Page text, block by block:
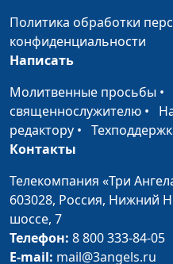
Божий?
Знание о Боге: зачем
Как решить
конфликт?
Как услышать Бога?
Политика обработки
конфиденциальности
Написать
Молитвенные просьбы •
священнослужителю •
редактору •
Контакты
Телекомпания «Три
603028, Россия, Нижний
шоссе, 7
Телефон: 8 800 333-84-05
E-mail: mail@3angels.ru